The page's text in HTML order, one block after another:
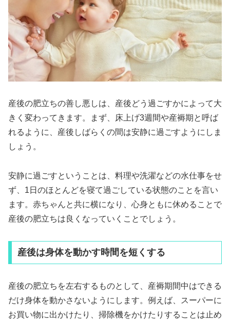
産後の肥立ちの善し悪しは、産後どう過ごすかによって大
きく変わってきます。まず、床上げ3週間や産褥期と呼ば
れるように、産後しばらくの間は安静に過ごすようにしま
しょう。
安静に過ごすということは、料理や洗濯などの水仕事をせ
ず、1日のほとんどを寝て過ごしている状態のことを言い
ます。赤ちゃんと共に横になり、心身ともに休めることで
産後の肥立ちは良くなっていくことでしょう。
産後は身体を動かす時間を短くする
産後の肥立ちを左右するものとして、産褥期間中はできる
だけ身体を動かさないようにします。例えば、スーパーに
お買い物に出かけたり、掃除機をかけたりすることは止め